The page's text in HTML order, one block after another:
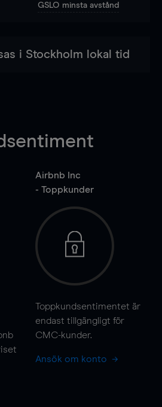
GSLO minsta avstånd
i Stockholm lokal tid
Airbnb Inc
- Toppkunder
Toppkundsentimentet är
endast tillgängligt för
CMC-kunder.
Ansök om konto